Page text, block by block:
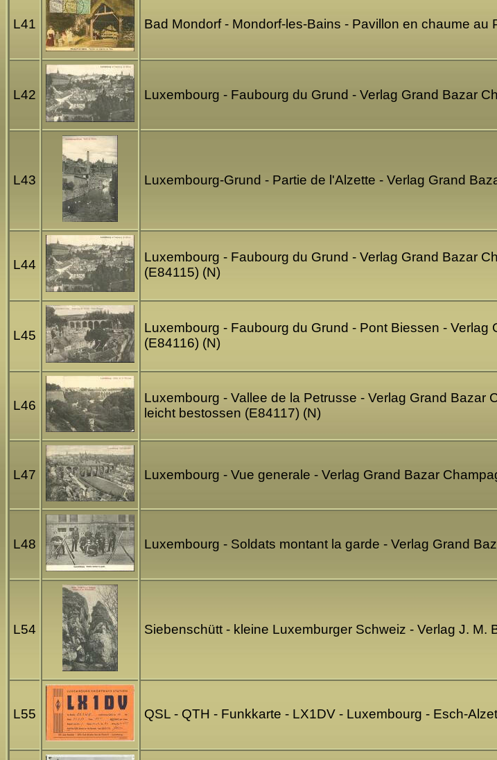
L41 Bad Mondorf - Mondorf-les-Bains - Pavillon en chaume
L42 Luxembourg - Faubourg du Grund - Verlag Grand Bazar
L43 Luxembourg-Grund - Partie de l'Alzette - Verlag Grand
L44
Luxembourg - Faubourg du Grund - Verlag Grand Bazar
(E84115) (N)
L45
Luxembourg - Faubourg du Grund - Pont Biessen -
(E84116) (N)
L46
Luxembourg - Vallee de la Petrusse - Verlag Grand Bazar
leicht bestossen (E84117) (N)
L47 Luxembourg - Vue generale - Verlag Grand Bazar
L48 Luxembourg - Soldats montant la garde - Verlag Grand
L54 Siebenschütt - kleine Luxemburger Schweiz - Verlag J. M.
L55 QSL - QTH - Funkkarte - LX1DV - Luxembourg - Esch-